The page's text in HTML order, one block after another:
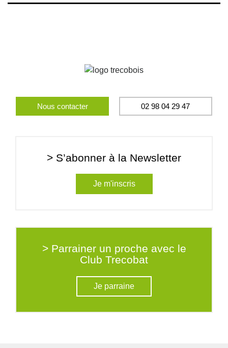
Nous contacter 02 98 04 29 47
> S’abonner à la Newsletter
Je m'inscris
> Parrainer un proche avec le
Club Trecobat
Je parraine